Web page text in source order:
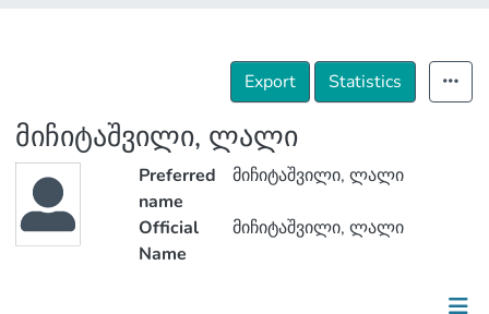
Export Statistics
მიჩიტაშვილი, ლალი
Preferred
name
მიჩიტაშვილი, ლალი
Official
Name
მიჩიტაშვილი, ლალი